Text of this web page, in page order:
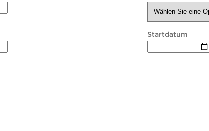
Startdatum